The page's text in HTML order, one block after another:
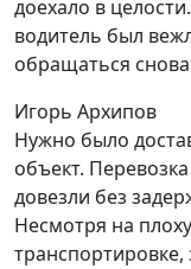
доехало в
водитель был
обращаться
Игорь Архипов
Нужно было
объект.
довезли без
Несмотря на